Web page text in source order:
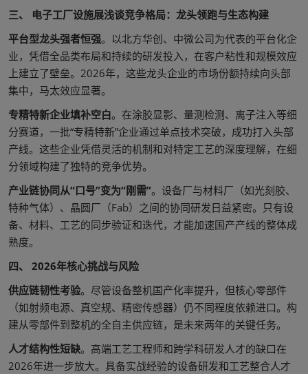
三、 电子工厂设施展浅谈竞争格局：龙头领跑与生态构建
平台型龙头强者恒强。以北方华创、中微公司为代表的平台化企
业，凭借全品类布局和持续的研发投入，在客户粘性和规模效应
上建立了壁垒。2026年，这些龙头企业的市场份额持续向头部
集中，马太效应显著。
专精特新企业填补空白。在涂胶显影、量测检测、离子注入等细
分赛道，一批“专精特新”企业通过单点技术突破，成功打入头部
产线。这些企业凭借灵活的机制和对特定工艺的深度理解，在细
分领域构建了独特的竞争优势。
产业链协同从“口号”变为“刚需”。设备厂与材料厂（如光刻胶、
特种气体）、晶圆厂（Fab）之间的协同研发日益紧密。只有设
备、材料、工艺的同步验证和迭代，才能加速国产产线的整体成
熟度。
四、 2026年核心挑战与风险
供应链韧性考验。尽管设备整机国产化率提升，但核心零部件
（如射频电源、真空规、精密传感器）仍不同程度依赖进口。构
建从零部件到整机的全自主供应链，是未来两年的关键任务。
人才结构性短缺。高端工艺工程师和跨学科研发人才的缺口在
2026年进一步放大。具备实战经验的设备研发和工艺整合人才